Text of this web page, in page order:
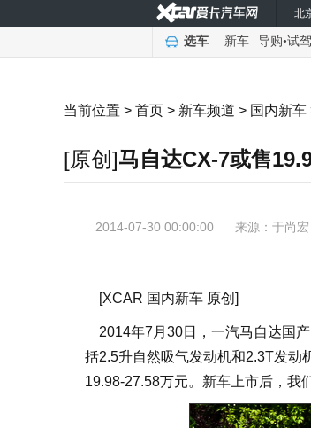
北
选车 新车 导购•试驾
当前位置 > 首页 > 新车频道 > 国内新车
[原创]马自达CX-7或售
2014-07-30 00:00:00 来源： 于尚宏
[XCAR 国内新车 原创]
2014年7月30日，一汽马自达国
括2.5升自然吸气发动机和2.3T发动
19.98-27.58万元。新车上市后，我